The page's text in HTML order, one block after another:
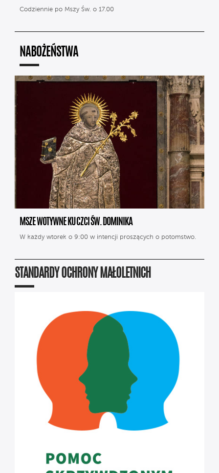
Codziennie po Mszy Św. o 17.00
NABOŻEŃSTWA
MSZE WOTYWNE KU CZCI ŚW. DOMINIKA
W każdy wtorek o 9:00 w intencji proszących o potomstwo.
STANDARDY OCHRONY MAŁOLETNICH